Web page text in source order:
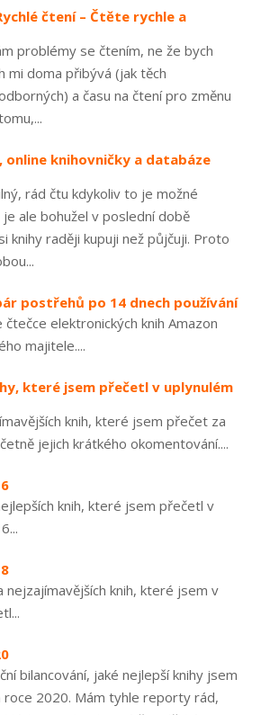
čtení – Čtěte rychle a
problémy se čtením, ne že bych
mi doma přibývá (jak těch
a času na čtení pro změnu
online knihovničky a databáze
rád čtu kdykoliv to je možné
ale bohužel v poslední době
knihy raději kupuji než půjčuji. Proto
postřehů po 14 dnech používání
elektronických knih Amazon
majitele....
které jsem přečetl v uplynulém
knih, které jsem přečet za
jejich krátkého okomentování....
knih, které jsem přečetl v
nejzajímavějších knih, které jsem v
bilancování, jaké nejlepší knihy jsem
roce 2020. Mám tyhle reporty rád,